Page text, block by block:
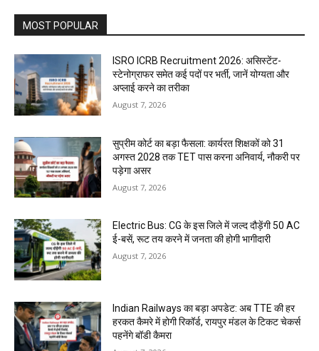
MOST POPULAR
ISRO ICRB Recruitment 2026: असिस्टेंट-
स्टेनोग्राफर समेत कई पदों पर भर्ती, जानें योग्यता और
अप्लाई करने का तरीका
August 7, 2026
सुप्रीम कोर्ट का बड़ा फैसला: कार्यरत शिक्षकों को 31
अगस्त 2028 तक TET पास करना अनिवार्य, नौकरी पर
पड़ेगा असर
August 7, 2026
Electric Bus: CG के इस जिले में जल्द दौड़ेंगी 50 AC
ई-बसें, रूट तय करने में जनता की होगी भागीदारी
August 7, 2026
Indian Railways का बड़ा अपडेट: अब TTE की हर
हरकत कैमरे में होगी रिकॉर्ड, रायपुर मंडल के टिकट चेकर्स
पहनेंगे बॉडी कैमरा